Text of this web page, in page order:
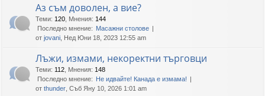
Аз съм доволен, а вие?
Теми: 120 Мнения: 144
Последно мнение: Масажни столове
от jovani , Нед Юни 18, 2023 12:55 am
Лъжи, измами, некоректни търговци
Теми: 112 Мнения: 148
Последно мнение: Не идвайте! Канада е измама!
от thunder , Съб Яну 10, 2026 1:01 am